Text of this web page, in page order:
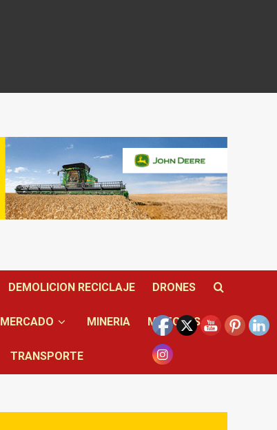
DEMOLICION RECICLAJE DRONES
MERCADO MINERIA MOTORES
TRANSPORTE